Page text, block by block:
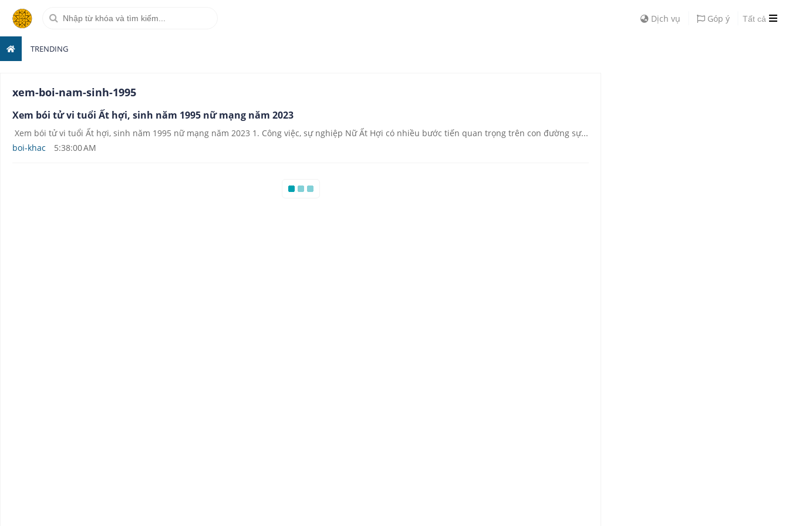
Dịch vụ Góp ý Tất cả
TRENDING
xem-boi-nam-sinh-1995
Xem bói tử vi tuổi Ất hợi, sinh năm 1995 nữ mạng năm 2023
Xem bói tử vi tuổi Ất hợi, sinh năm 1995 nữ mạng năm 2023 1. Công việc, sự nghiệp Nữ Ất Hợi có nhiều bước tiến quan trọng trên con đường sự...
boi-khac
5:38:00 AM